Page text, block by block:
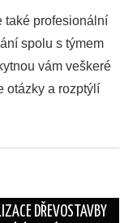
také profesionální
spolu s týmem
vám veškeré
otázky a rozptýlí
DŘEVOSTAVBY